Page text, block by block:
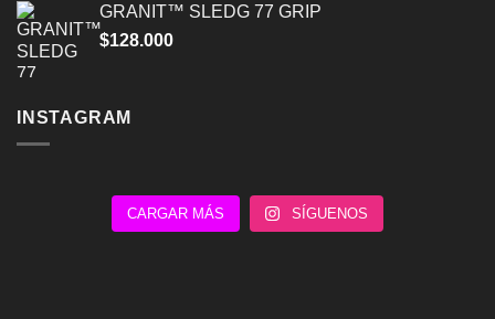
GRANIT™ SLEDG 77 GRIP
$128.000
INSTAGRAM
CARGAR MÁS SÍGUENOS